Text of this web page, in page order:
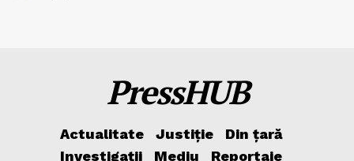
PressHUB
Actualitate Justiție
Din țară
Investigații
Mediu
Reportaje